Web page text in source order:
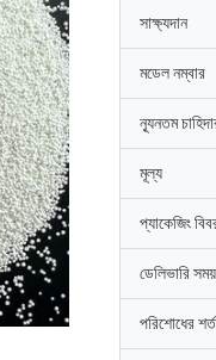
সাক্ষ্যদান
মডেল নম্বার
ন্যূনতম
মূল্য
প্যাকেজিং
ডেলিভারি সময়
পরিশোধের শর্ত